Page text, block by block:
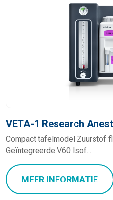
VETA-1 Research
Compact tafelmodel Zuurstof
Geïntegreerde V60 Isof...
MEER INFORMATIE